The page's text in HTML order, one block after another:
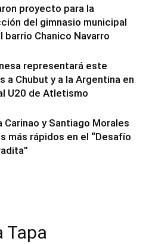
proyecto para la
del gimnasio municipal
barrio Chanico Navarro
representará este
a Chubut y a la Argentina en
U20 de Atletismo
Carinao y Santiago Morales
más rápidos en el “Desafío
Tapa